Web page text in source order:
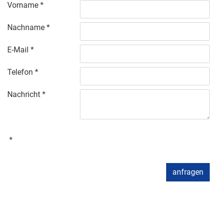
Vorname
Nachname
E-Mail
Telefon
Nachricht
anfragen